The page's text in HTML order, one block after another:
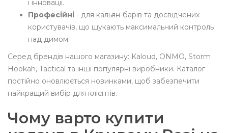
і інновації.
Професійні - для кальян-барів та досвідчених
користувачів, що шукають максимальний контроль
над димом.
Серед брендів нашого магазину: Kaloud, ONMO, Storm
Hookah, Tactical та інші популярні виробники. Каталог
постійно оновлюється новинками, щоб забезпечити
найкращий вибір для клієнтів.
Чому варто купити